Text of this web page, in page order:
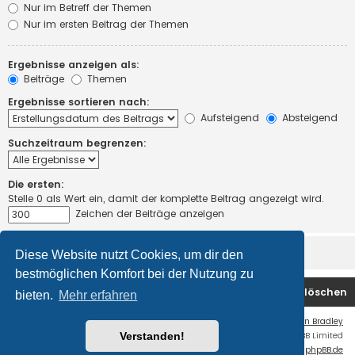
Diese Website nutzt Cookies, um dir den
bestmöglichen Komfort bei der Nutzung zu
bieten. Mehr erfahren
Verstanden!
Nur im Betreff der Themen
Nur im ersten Beitrag der Themen
Ergebnisse anzeigen als:
Beiträge
Themen
Ergebnisse sortieren nach:
Aufsteigend
Absteigend
Suchzeitraum begrenzen:
Die ersten:
Stelle 0 als Wert ein, damit der komplette Beitrag angezeigt wird.
Zeichen der Beiträge anzeigen
Foren-Übersicht Alle Cookies löschen
Ian Bradley
Powered byphpBB
® Forum Software © phpBB Limited
Deutsche Übersetzung durch phpBB.de